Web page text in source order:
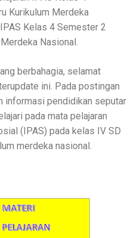
Kurikulum Merdeka
Kelas 4 Semester 2
Nasional.
berbahagia, selamat
ini. Pada postingan
informasi pendidikan seputar
pada mata pelajaran
(IPAS) pada kelas IV SD
merdeka nasional.